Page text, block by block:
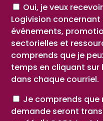
Consent
Oui, je veux
Logivision
événements,
sectorielles et
comprends que je
temps en cliquant sur
dans chaque courriel.
Consent
Je comprends
demande seront